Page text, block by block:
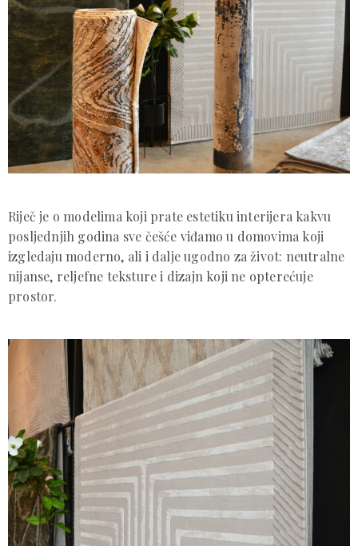
Riječ je o modelima koji prate estetiku interijera kakvu
posljednjih godina sve češće viđamo u domovima koji
izgledaju moderno, ali i dalje ugodno za život: neutralne
nijanse, reljefne teksture i dizajn koji ne opterećuje
prostor.